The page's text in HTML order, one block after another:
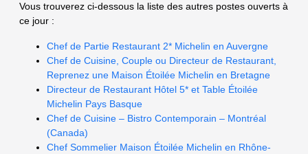
Vous trouverez ci-dessous la liste des autres postes ouverts à
ce jour :
Chef de Partie Restaurant 2* Michelin en Auvergne
Chef de Cuisine, Couple ou Directeur de Restaurant,
Reprenez une Maison Étoilée Michelin en Bretagne
Directeur de Restaurant Hôtel 5* et Table Étoilée
Michelin Pays Basque
Chef de Cuisine – Bistro Contemporain – Montréal
(Canada)
Chef Sommelier Maison Étoilée Michelin en Rhône-